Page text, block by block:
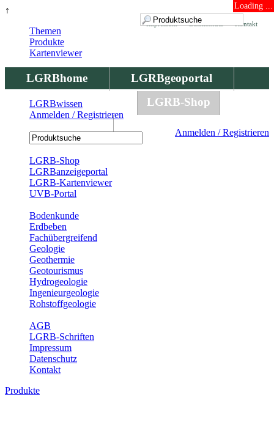
↑ Loading ...
Kontakt
Datenschutz
Impressum
LGRBhome
LGRBgeoportal
LGRBbohrungen
LGRB-Shop
Anmelden / Registrieren
Themen
Produkte
Kartenviewer
LGRBwissen
Anmelden / Registrieren
LGRB-Shop
LGRBanzeigeportal
LGRB-Kartenviewer
UVB-Portal
Bodenkunde
Erdbeben
Fachübergreifend
Geologie
Geothermie
Geotourismus
Hydrogeologie
Ingenieurgeologie
Rohstoffgeologie
AGB
LGRB-Schriften
Impressum
Datenschutz
Kontakt
Produkte